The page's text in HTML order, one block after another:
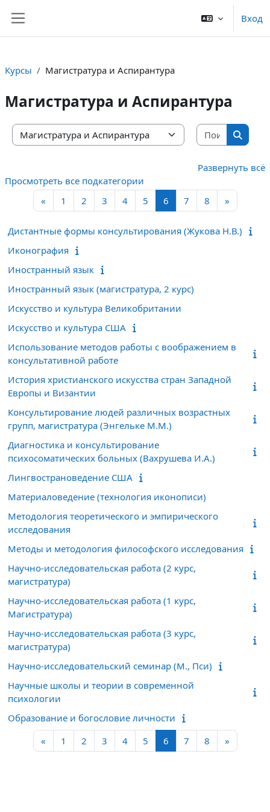
Вход
Курсы Магистратура и Аспирантура
Магистратура и Аспирантура
Категории курсов
Поиск
Поиск
Развернуть всё
Просмотреть все подкатегории
«Предыдущая страница
1 Страница 1
2Страница 2
3Страница 3
4Страница 4
5Страница 5
6Страница 6
7Страница 7
8Страница 8
»
Дистантные формы консультирования (Жукова Н.В.)
Иконография
Иностранный язык
Иностранный язык (магистратура, 2 курс)
Искусство и культура Великобритании
Искусство и культура США
Использование методов работы с воображением в
консультативной работе
История христианского искусства стран Западной
Европы и Византии
Консультирование людей различных возрастных
групп, магистратура (Энгельке М.М.)
Диагностика и консультирование
психосоматических больных (Вахрушева И.А.)
Лингвострановедение США
Материаловедение (технология иконописи)
Методология теоретического и эмпирического
исследования
Методы и методология философского исследования
Научно-исследовательская работа (2 курс,
магистратура)
Научно-исследовательская работа (1 курс,
Магистратура)
Научно-исследовательская работа (3 курс,
магистратура)
Научно-исследовательский семинар (М., Пси)
Научные школы и теории в современной
психологии
Образование и богословие личности
«Предыдущая страница
1 Страница 1
2Страница 2
3Страница 3
4Страница 4
5Страница 5
6Страница 6
7Страница 7
8Страница 8
»